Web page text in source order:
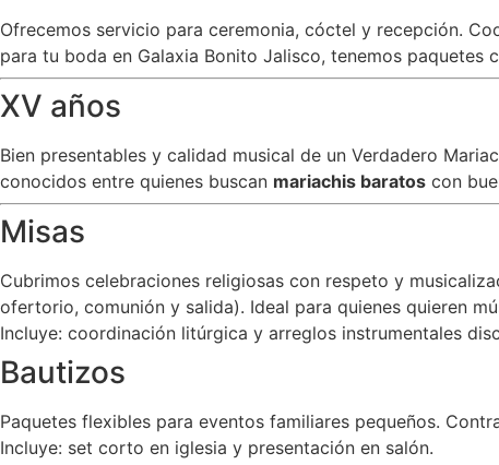
Ofrecemos servicio para ceremonia, cóctel y recepción.
para tu boda en Galaxia Bonito Jalisco, tenemos
XV años
Bien presentables y calidad musical de un Verdadero
conocidos entre quienes buscan mariachis baratos con
Misas
Cubrimos celebraciones religiosas con respeto y
ofertorio, comunión y salida). Ideal para quienes quieren
Incluye: coordinación litúrgica y arreglos instrumentales
Bautizos
Paquetes flexibles para eventos familiares pequeños.
Incluye: set corto en iglesia y presentación en salón.